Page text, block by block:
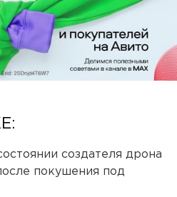
создателя дрона
покушения под